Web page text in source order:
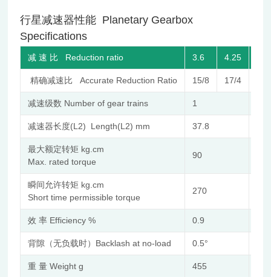
行星减速器性能 Planetary Gearbox
Specifications
减 速 比 Reduction ratio 3.6 4.25
精确减速比 Accurate Reduction Ratio 15/8 17/4
减速级数 Number of gear trains 1
减速器长度(L2) Length(L2) mm 37.8
最大额定转矩 kg.cm
Max. rated torque
90
瞬间允许转矩 kg.cm
Short time permissible torque
270
效 率 Efficiency % 0.9
背隙（无负载时）Backlash at no-load 0.5°
重 量 Weight g 455